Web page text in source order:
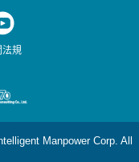
選人的良好
才資料庫
績效目標
法規
Manpower Corp. All